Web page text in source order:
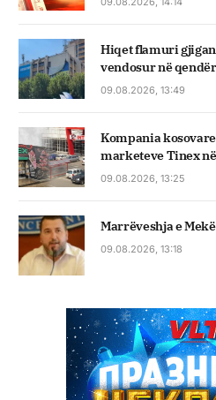
Hiqet flamuri
vendosur në
09.08.2026, 13:49
Kompania
marketeve Tinex
09.08.2026, 13:25
Marrëveshja e
09.08.2026, 13:18